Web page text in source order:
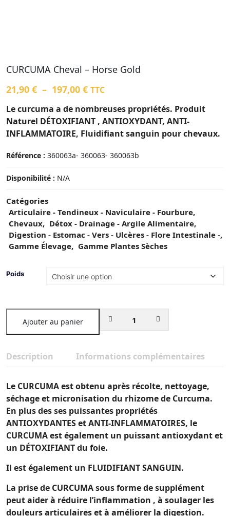
CURCUMA Cheval – Horse Gold
21,90 € – 197,00 € TTC
Le curcuma a de nombreuses propriétés. Produit
Naturel DÉTOXIFIANT , ANTIOXYDANT, ANTI-
INFLAMMATOIRE, Fluidifiant sanguin pour chevaux.
Référence : 360063a- 360063- 360063b
Disponibilité : N/A
Catégories
Articulaire - Tendineux - Naviculaire - Fourbure,
Chevaux, Détox - Drainage - Argile Alimentaire,
Digestion - Estomac - Vers - Ulcères - Flore Intestinale -,
Gamme Élevage, Gamme Plantes Sèches
Poids
Ajouter au panier
Description Informations complémentaires
Le CURCUMA est obtenu après récolte, nettoyage,
séchage et micronisation du rhizome de Curcuma.
En plus des ses puissantes propriétés
ANTIOXYDANTES et ANTI-INFLAMMATOIRES, le
CURCUMA est également un puissant antioxydant et
un DÉTOXIFIANT du foie.
Il est également un FLUIDIFIANT SANGUIN.
La prise de CURCUMA sous forme de supplément
peut aider à réduire l’inflammation , à soulager les
douleurs articulaires et à améliorer la digestion.